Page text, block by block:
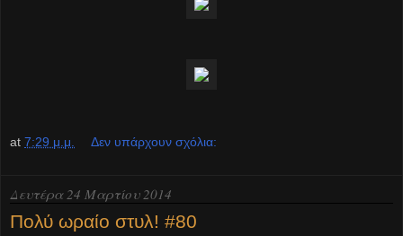
at 7:29 μ.μ. Δεν υπάρχουν σχόλια:
Δευτέρα 24 Μαρτίου 2014
Πολύ ωραίο στυλ! #80